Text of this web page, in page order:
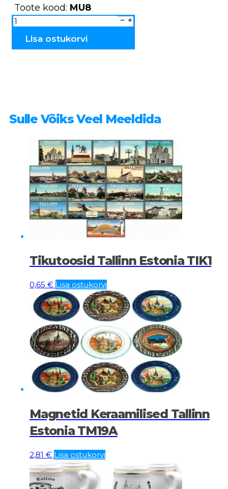
Toote kood: MU8
Nokamüts
TALLINN
MU8
Lisa ostukorvi
Sulle Võiks Veel Meeldida
Tikutoosid Tallinn Estonia TIK1
0,65 € Lisa ostukorvi
Magnetid Keraamilised Tallinn
Estonia TM19A
2,81 € Lisa ostukorvi